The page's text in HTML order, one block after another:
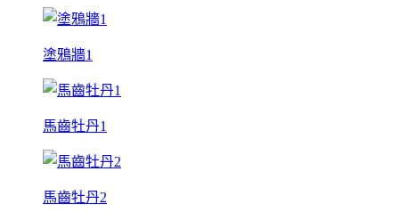
塗鴉牆1
馬齒牡丹1
馬齒牡丹2